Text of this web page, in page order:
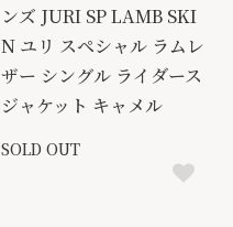
ンズ JURI SP LAMB SKI
N ユリ スペシャル ラムレ
ザー シングル ライダース
ジャケット キャメル
SOLD OUT